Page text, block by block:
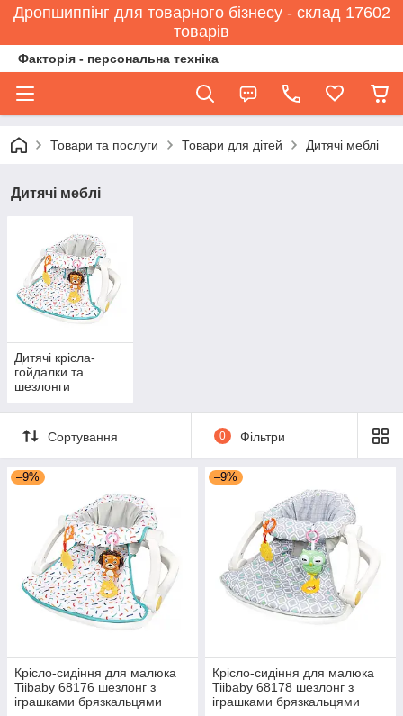
Дропшиппінг для товарного бізнесу - склад 17602
товарів
Факторія - персональна техніка
Товари та послуги Товари для дітей Дитячі меблі
Дитячі меблі
Дитячі крісла-
гойдалки та
шезлонги
Сортування 0 Фільтри
–9%
Крісло-сидіння для малюка
Tiibaby 68176 шезлонг з
іграшками брязкальцями
–9%
Крісло-сидіння для малюка
Tiibaby 68178 шезлонг з
іграшками брязкальцями